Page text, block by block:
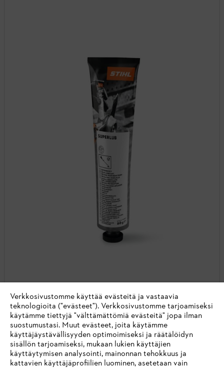
Superlub FS
PUHDISTUSAINEET / HOITOAINEET
Vaihteiston erikoisvoiteluaine raivaussahoihin
Verkkosivustomme käyttää evästeitä ja vastaavia
teknologioita ("evästeet"). Verkkosivustomme tarjoamiseksi
käytämme tiettyjä "välttämättömiä evästeitä" jopa ilman
suostumustasi. Muut evästeet, joita käytämme
käyttäjäystävällisyyden optimoimiseksi ja räätälöidyn
sisällön tarjoamiseksi, mukaan lukien käyttäjien
käyttäytymisen analysointi, mainonnan tehokkuus ja
kattavien käyttäjäprofiilien luominen, asetetaan vain